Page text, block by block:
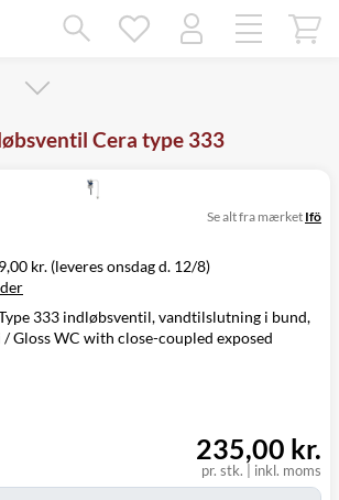
Cera type 333
kr. (leveres onsdag d. 12/8)
Pris
Leveres
39,00 kr.
Onsdag d. 12/8
Se alt fra mærket Ifö
333 indløbsventil, vandtilslutning i bund,
Gloss WC with close-coupled exposed
pr. stk. inkl. moms
235,00 kr.